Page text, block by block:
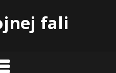
fali